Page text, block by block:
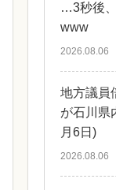
…3秒後
www
2026.08.06
地方議員
が石川県
月6日)
2026.08.06